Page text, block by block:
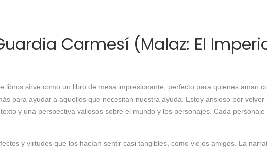
Carmesí (Malaz: El
libros sirve como un libro de mesa impresionante, perfecto para quienes aman
para ayudar a aquellos que necesitan nuestra ayuda. Estoy ansioso por
y una perspectiva valiosos sobre el mundo y los personajes. Cada
y virtudes que los hacían sentir casi tangibles, como viejos amigos. La